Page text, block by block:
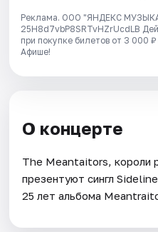
Реклама. ООО "ЯНДЕКС
25H8d7vbP8SRTvHZrUcdLB
при покупке билетов от 3 000
Афише!
О концерте
The Meantaitors, короли
презентуют сингл
25 лет альбома